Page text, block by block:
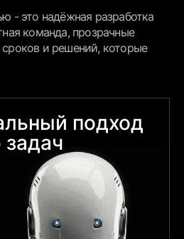
- это надёжная разработка
команда, прозрачные
и решений, которые
подход